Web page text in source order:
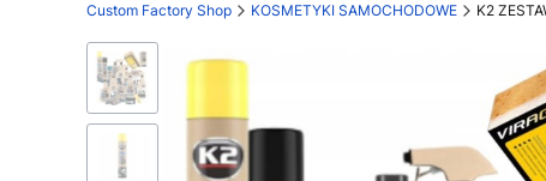
Custom Factory Shop KOSMETYKI SAMOCHODOWE K2